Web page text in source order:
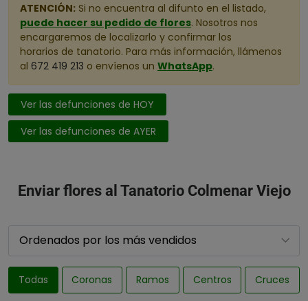
ATENCIÓN: Si no encuentra al difunto en el listado,
puede hacer su pedido de flores. Nosotros nos
encargaremos de localizarlo y confirmar los
horarios de tanatorio. Para más información, llámenos
al 672 419 213 o envíenos un WhatsApp.
Ver las defunciones de HOY
Ver las defunciones de AYER
Enviar flores al Tanatorio Colmenar Viejo
Todas Coronas Ramos Centros Cruces